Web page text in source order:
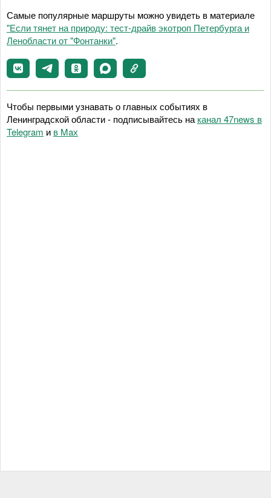
Самые популярные маршруты можно увидеть в материале
"Если тянет на природу: тест-драйв экотроп Петербурга и
Ленобласти от "Фонтанки".
Чтобы первыми узнавать о главных событиях в
Ленинградской области - подписывайтесь на канал 47news в
Telegram и в Maх